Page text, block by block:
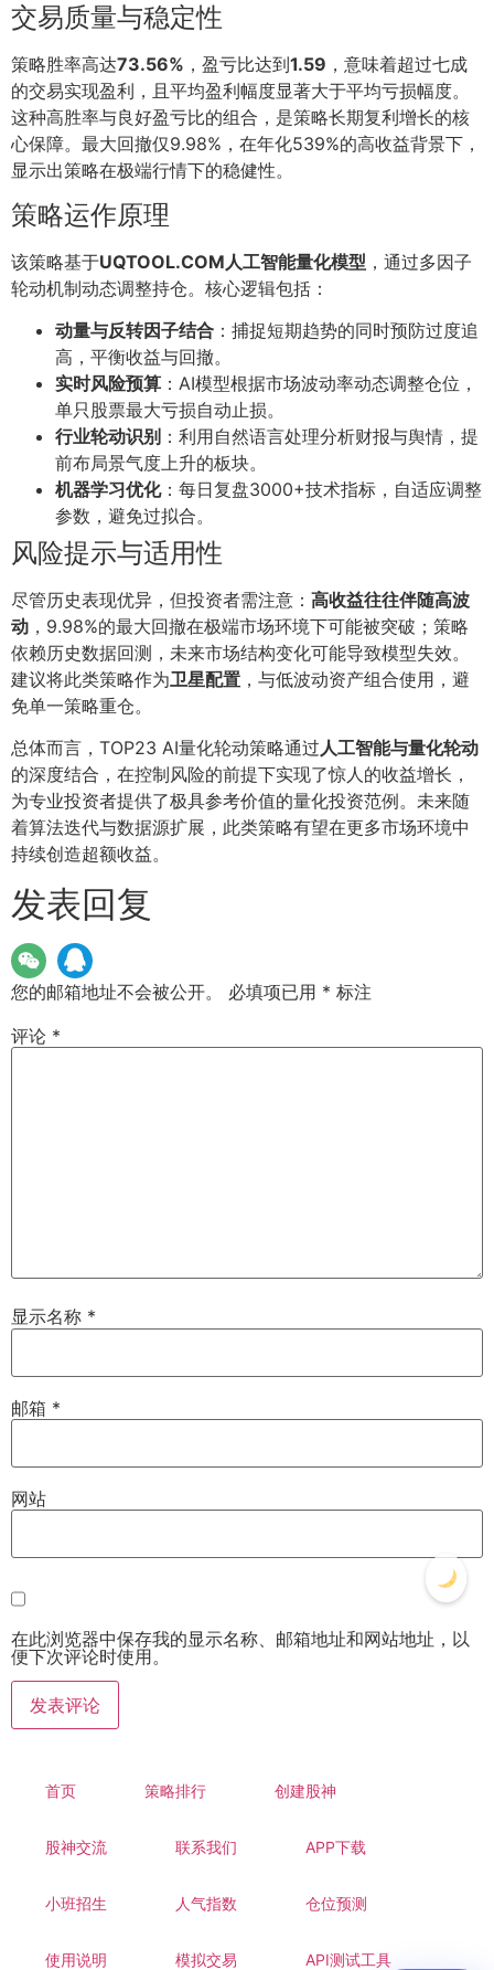
交易质量与稳定性
策略胜率高达73.56% ，盈亏比达到1.59 ，意味着超过七成
的交易实现盈利，且平均盈利幅度显著大于平均亏损幅度。
这种高胜率与良好盈亏比的组合，是策略长期复利增长的核
心保障。最大回撤仅9.98%，在年化539%的高收益背景下，
显示出策略在极端行情下的稳健性。
策略运作原理
该策略基于UQTOOL.COM人工智能量化模型 ，通过多因子
轮动机制动态调整持仓。核心逻辑包括：
动量与反转因子结合 ：捕捉短期趋势的同时预防过度追
高，平衡收益与回撤。
实时风险预算 ：AI模型根据市场波动率动态调整仓位，
单只股票最大亏损自动止损。
行业轮动识别 ：利用自然语言处理分析财报与舆情，提
前布局景气度上升的板块。
机器学习优化：每日复盘3000+技术指标，自适应调整
参数，避免过拟合。
风险提示与适用性
尽管历史表现优异，但投资者需注意： 高收益往往伴随高波
动 ，9.98%的最大回撤在极端市场环境下可能被突破；策略
依赖历史数据回测，未来市场结构变化可能导致模型失效。
建议将此类策略作为卫星配置 ，与低波动资产组合使用，避
免单一策略重仓。
总体而言，TOP23 AI量化轮动策略通过人工智能与量化轮动
的深度结合，在控制风险的前提下实现了惊人的收益增长，
为专业投资者提供了极具参考价值的量化投资范例。未来随
着算法迭代与数据源扩展，此类策略有望在更多市场环境中
持续创造超额收益。
发表回复
您的邮箱地址不会被公开。 必填项已用 * 标注
评论 *
显示名称 *
邮箱 *
网站
在此浏览器中保存我的显示名称、邮箱地址和网站地址，以
便下次评论时使用。
首页 策略排行 创建股神
股神交流 联系我们 APP下载
小班招生 人气指数 仓位预测
使用说明 模拟交易 API测试工具